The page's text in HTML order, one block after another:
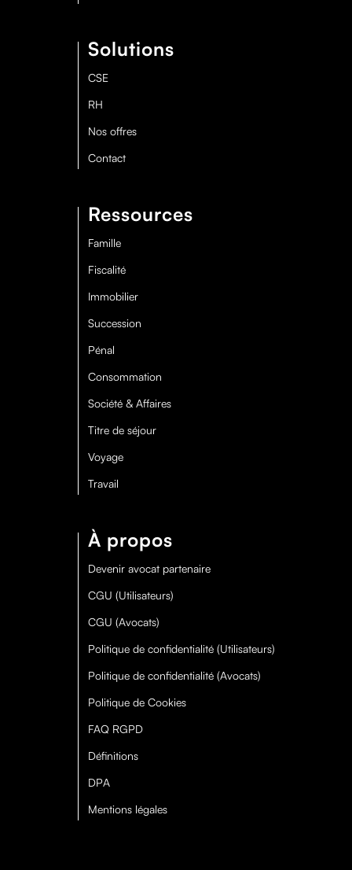
Solutions
CSE
RH
Nos offres
Contact
Ressources
Famille
Fiscalité
Immobilier
Succession
Pénal
Consommation
Société & Affaires
Titre de séjour
Voyage
Travail
À propos
Devenir avocat partenaire
CGU (Utilisateurs)
CGU (Avocats)
Politique de confidentialité (Utilisateurs)
Politique de confidentialité (Avocats)
Politique de Cookies
FAQ RGPD
Définitions
DPA
Mentions légales